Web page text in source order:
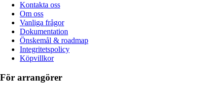
Kontakta oss
Om oss
Vanliga frågor
Dokumentation
Önskemål & roadmap
Integritetspolicy
Köpvillkor
För arrangörer